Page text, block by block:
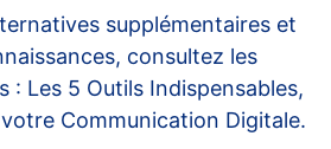
supplémentaires et
consultez les
: Les 5 Outils Indispensables,
Communication Digitale.